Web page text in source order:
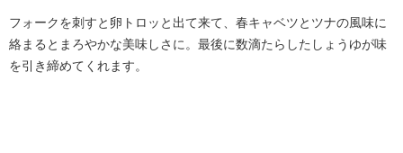
フォークを刺すと卵トロッと出て来て、春キャベツとツナの風味に
絡まるとまろやかな美味しさに。最後に数滴たらしたしょうゆが味
を引き締めてくれます。